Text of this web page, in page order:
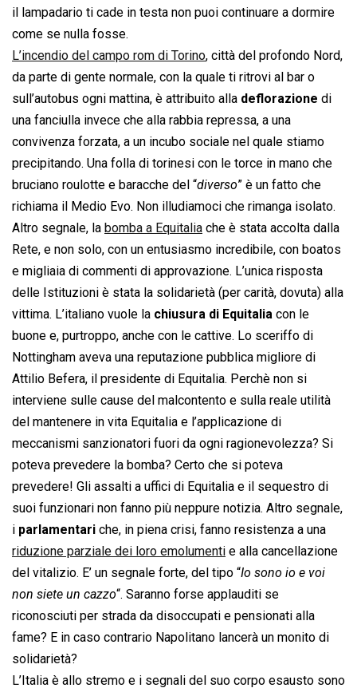
il lampadario ti cade in testa non puoi continuare a dormire
come se nulla fosse.
L’incendio del campo rom di Torino, città del profondo Nord,
da parte di gente normale, con la quale ti ritrovi al bar o
sull’autobus ogni mattina, è attribuito alla deflorazione di
una fanciulla invece che alla rabbia repressa, a una
convivenza forzata, a un incubo sociale nel quale stiamo
precipitando. Una folla di torinesi con le torce in mano che
bruciano roulotte e baracche del “diverso” è un fatto che
richiama il Medio Evo. Non illudiamoci che rimanga isolato.
Altro segnale, la bomba a Equitalia che è stata accolta dalla
Rete, e non solo, con un entusiasmo incredibile, con boatos
e migliaia di commenti di approvazione. L’unica risposta
delle Istituzioni è stata la solidarietà (per carità, dovuta) alla
vittima. L’italiano vuole la chiusura di Equitalia con le
buone e, purtroppo, anche con le cattive. Lo sceriffo di
Nottingham aveva una reputazione pubblica migliore di
Attilio Befera, il presidente di Equitalia. Perchè non si
interviene sulle cause del malcontento e sulla reale utilità
del mantenere in vita Equitalia e l’applicazione di
meccanismi sanzionatori fuori da ogni ragionevolezza? Si
poteva prevedere la bomba? Certo che si poteva
prevedere! Gli assalti a uffici di Equitalia e il sequestro di
suoi funzionari non fanno più neppure notizia. Altro segnale,
i parlamentari che, in piena crisi, fanno resistenza a una
riduzione parziale dei loro emolumenti e alla cancellazione
del vitalizio. E’ un segnale forte, del tipo “Io sono io e voi
non siete un cazzo“. Saranno forse applauditi se
riconosciuti per strada da disoccupati e pensionati alla
fame? E in caso contrario Napolitano lancerà un monito di
solidarietà?
L’Italia è allo stremo e i segnali del suo corpo esausto sono